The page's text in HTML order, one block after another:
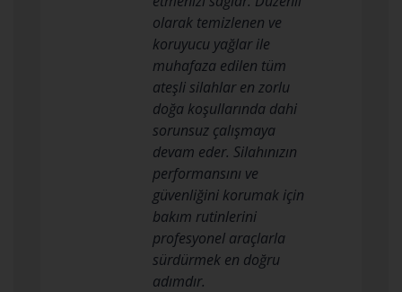
olarak temizlenen ve
koruyucu yağlar ile
muhafaza edilen tüm
ateşli silahlar en zorlu
doğa koşullarında dahi
sorunsuz çalışmaya
devam eder. Silahınızın
performansını ve
güvenliğini korumak için
bakım rutinlerini
profesyonel araçlarla
sürdürmek en doğru
adımdır.